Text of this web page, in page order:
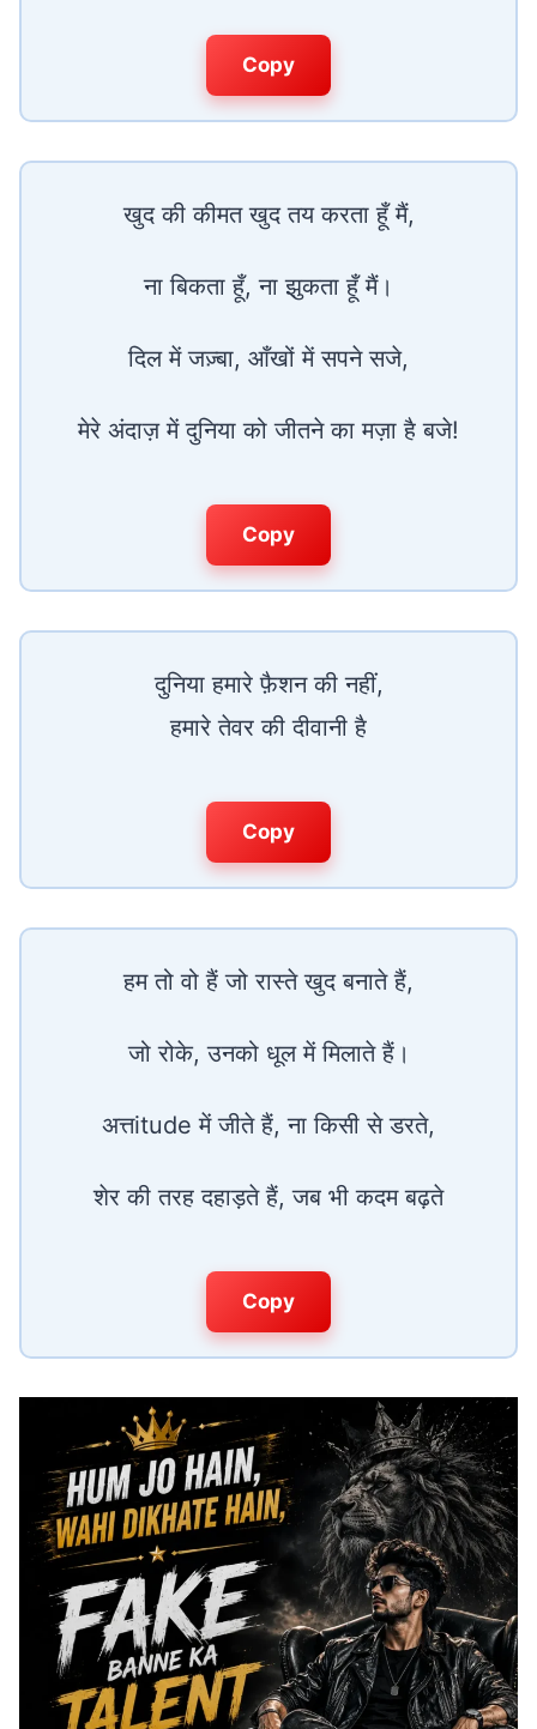
Copy
खुद की कीमत खुद तय करता हूँ मैं,
ना बिकता हूँ, ना झुकता हूँ मैं।
दिल में जज़्बा, आँखों में सपने सजे,
मेरे अंदाज़ में दुनिया को जीतने का मज़ा है बजे!
Copy
दुनिया हमारे फ़ैशन की नहीं,
हमारे तेवर की दीवानी है
Copy
हम तो वो हैं जो रास्ते खुद बनाते हैं,
जो रोके, उनको धूल में मिलाते हैं।
अत्तitude में जीते हैं, ना किसी से डरते,
शेर की तरह दहाड़ते हैं, जब भी कदम बढ़ते
Copy